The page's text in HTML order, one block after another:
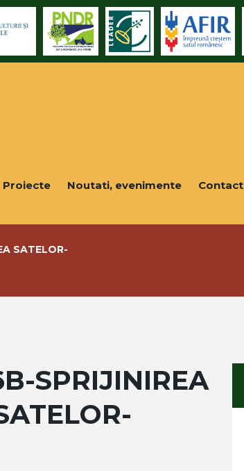
Proiecte Noutati, evenimente Contact
SATELOR-
SPRIJINIREA